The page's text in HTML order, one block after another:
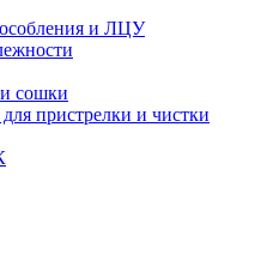
и ЛЦУ
сошки
пристрелки и чистки